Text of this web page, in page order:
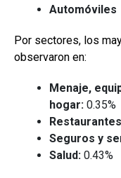
Automóviles
Por sectores, los
observaron en:
Menaje,
hogar: 0.35%
Seguros y
Salud: 0.43%